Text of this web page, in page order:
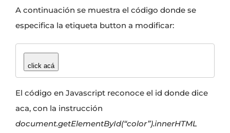
A continuación se muestra el código donde se
especifica la etiqueta button a modificar:
click acá
El código en Javascript reconoce el id donde dice
aca, con la instrucción
document.getElementById(“color”).innerHTML